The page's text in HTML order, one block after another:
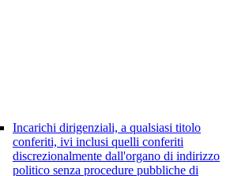
Incarichi dirigenziali, a qualsiasi titolo
conferiti, ivi inclusi quelli conferiti
discrezionalmente dall'organo di indirizzo
politico senza procedure pubbliche di